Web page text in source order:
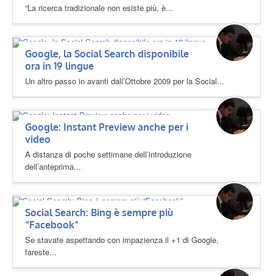
“La ricerca tradizionale non esiste più, è...
Google, la Social Search disponibile
ora in 19 lingue
Un altro passo in avanti dall’Ottobre 2009 per la Social...
Google: Instant Preview anche per i
video
A distanza di poche settimane dell’introduzione
dell’anteprima...
Social Search: Bing è sempre più
“Facebook”
Se stavate aspettando con impazienza il +1 di Google,
fareste...